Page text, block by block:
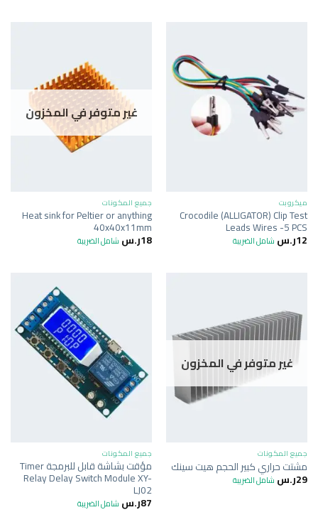
ميكروبت
Crocodile (ALLIGATOR) Clip Test
Leads Wires -5 PCS
12ر.س شامل الضريبة
غير متوفر في المخزون
جميع المكونات
Heat sink for Peltier or anything
40x40x11mm
18ر.س شامل الضريبة
غير متوفر في المخزون
جميع المكونات
مشتت حراري كبير الحجم هيت سينك
29ر.س شامل الضريبة
جميع المكونات
مؤقت بشاشة قابل للبرمجة Timer
Relay Delay Switch Module XY-
LJ02
87ر.س شامل الضريبة